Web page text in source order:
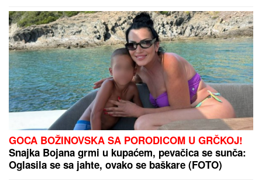
Stiže ASTRO-FENOMEN GODINE! Lavlja kapija 888
otvara se 8. avgusta i donosi ogroman novac i
PREOKRET SUDBINE - ali jedan RITUAL morate da